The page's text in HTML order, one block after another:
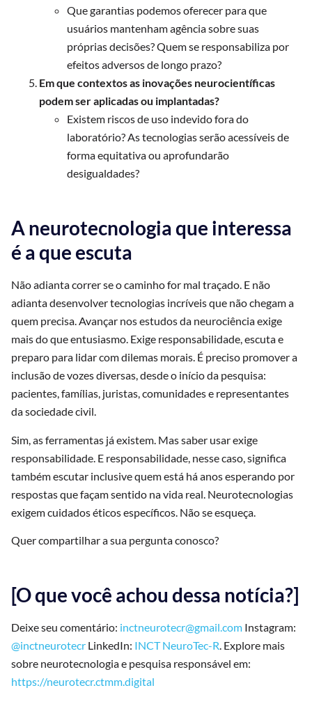
Que garantias podemos oferecer para que
usuários mantenham agência sobre suas
próprias decisões? Quem se responsabiliza por
efeitos adversos de longo prazo?
Em que contextos as inovações neurocientíficas
podem ser aplicadas ou implantadas?
Existem riscos de uso indevido fora do
laboratório? As tecnologias serão acessíveis de
forma equitativa ou aprofundarão
desigualdades?
A neurotecnologia que interessa
é a que escuta
Não adianta correr se o caminho for mal traçado. E não
adianta desenvolver tecnologias incríveis que não chegam a
quem precisa. Avançar nos estudos da neurociência exige
mais do que entusiasmo. Exige responsabilidade, escuta e
preparo para lidar com dilemas morais. É preciso promover a
inclusão de vozes diversas, desde o início da pesquisa:
pacientes, famílias, juristas, comunidades e representantes
da sociedade civil.
Sim, as ferramentas já existem. Mas saber usar exige
responsabilidade. E responsabilidade, nesse caso, significa
também escutar inclusive quem está há anos esperando por
respostas que façam sentido na vida real. Neurotecnologias
exigem cuidados éticos específicos. Não se esqueça.
Quer compartilhar a sua pergunta conosco?
[O que você achou dessa notícia?]
Deixe seu comentário: inctneurotecr@gmail.com Instagram:
@inctneurotecr LinkedIn: INCT NeuroTec-R. Explore mais
sobre neurotecnologia e pesquisa responsável em:
https://neurotecr.ctmm.digital